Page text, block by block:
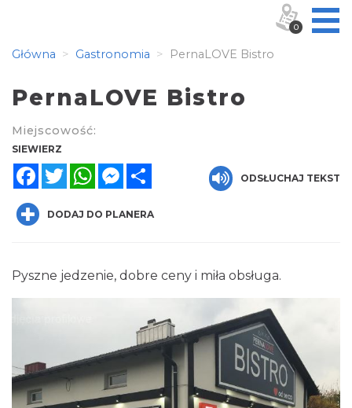
Główna Gastronomia PernaLOVE Bistro
PernaLOVE Bistro
Miejscowość:
SIEWIERZ
FacebookTwitterWhatsAppMessenger
ODSŁUCHAJ TEKST
DODAJ DO PLANERA
Pyszne jedzenie, dobre ceny i miła obsługa.
0